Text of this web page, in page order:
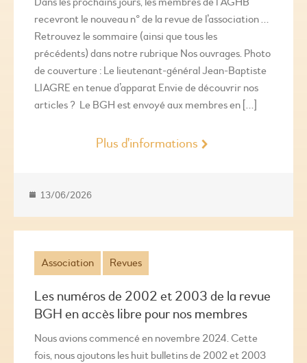
recevront le nouveau n° de la revue de l’association …
Retrouvez le sommaire (ainsi que tous les
précédents) dans notre rubrique Nos ouvrages. Photo
de couverture : Le lieutenant-général Jean-Baptiste
LIAGRE en tenue d’apparat Envie de découvrir nos
articles ? Le BGH est envoyé aux membres en […]
Plus d'informations
13/06/2026
Association Revues
Les numéros de 2002 et 2003 de la revue
BGH en accès libre pour nos membres
Nous avions commencé en novembre 2024. Cette
fois, nous ajoutons les huit bulletins de 2002 et 2003